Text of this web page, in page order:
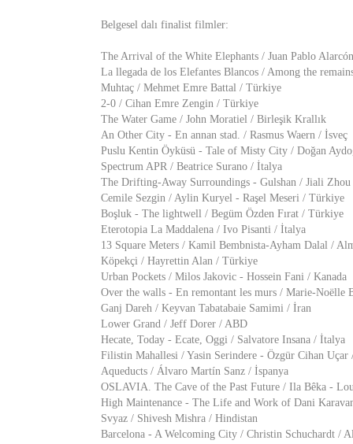
Belgesel dalı finalist filmler:
The Arrival of the White Elephants / Juan Pablo
La llegada de los Elefantes Blancos / Among the
Muhtaç / Mehmet Emre Battal / Türkiye
2-0 / Cihan Emre Zengin / Türkiye
The Water Game / John Moratiel / Birleşik Krallık
An Other City - En annan stad. / Rasmus Waern / İsveç
Puslu Kentin Öyküsü - Tale of Misty City / Doğan
Spectrum APR / Beatrice Surano / İtalya
The Drifting-Away Surroundings - Gulshan / Jiali
Cemile Sezgin / Aylin Kuryel - Raşel Meseri / Türkiye
Boşluk - The lightwell / Begüm Özden Fırat / Türkiye
Eterotopia La Maddalena / Ivo Pisanti / İtalya
13 Square Meters / Kamil Bembnista-Ayham Dalal /
Köpekçi / Hayrettin Alan / Türkiye
Urban Pockets / Milos Jakovic - Hossein Fani / Kanada
Over the walls - En remontant les murs / Marie-Noëlle
Ganj Dareh / Keyvan Tabatabaie Samimi / İran
Lower Grand / Jeff Dorer / ABD
Hecate, Today - Ecate, Oggi / Salvatore Insana / İtalya
Filistin Mahallesi / Yasin Serindere - Özgür Cihan
Aqueducts / Álvaro Martín Sanz / İspanya
OSLAVIA. The Cave of the Past Future / Ila Bêka -
High Maintenance - The Life and Work of Dani
Svyaz / Shivesh Mishra / Hindistan
Barcelona - A Welcoming City / Christin Schuchardt /